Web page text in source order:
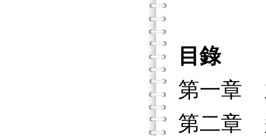
目錄
第一章
第二章